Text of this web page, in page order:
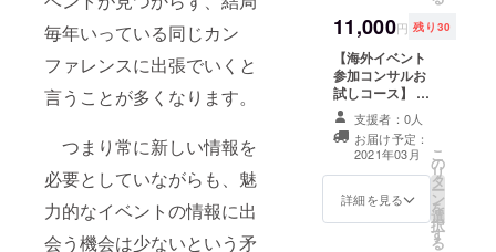
毎年いっている同じカン
ファレンスに出張でいくと
言うことが多くなります。
つまり常に新しい情報を
必要としていながらも、魅
力的なイベントの情報に出
会う機会は少ないという矛
でのレポートを
まとめツアー参
加の皆様にご提
供しています。
この通常参加者
限定のレポート
をご提供しま
す。 1. サンクス
メール 2. 海外イ
のご提供 ※海外
視察ツアー実施
11,000円 残り30
【海外イベント
参加コンサルお
試しコース】 当
コースでは、弊
社で提供してい
る海外イベント
の事前調査コン
サルの簡易版の
サービスをご提
支援者：0人
お届け予定：
2021年03月
詳細を見る
こ
の
リ
タ
ー
ン
を
選
択
す
る